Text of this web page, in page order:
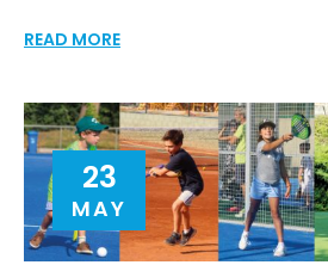
READ MORE
23
MAY